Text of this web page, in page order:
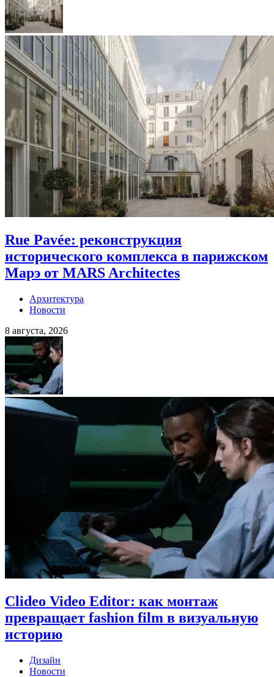
Rue Pavée: реконструкция
исторического комплекса в парижском
Марэ от MARS Architectes
Архитектура
Новости
8 августа, 2026
Clideo Video Editor: как монтаж
превращает fashion film в визуальную
историю
Дизайн
Новости